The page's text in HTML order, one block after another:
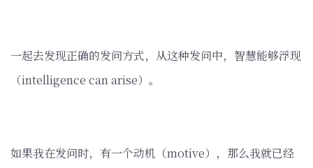
一起去发现正确的发问方式，从这种发问中，智慧能够浮现
（intelligence can arise）。
如果我在发问时，有一个动机（motive），那么我就已经